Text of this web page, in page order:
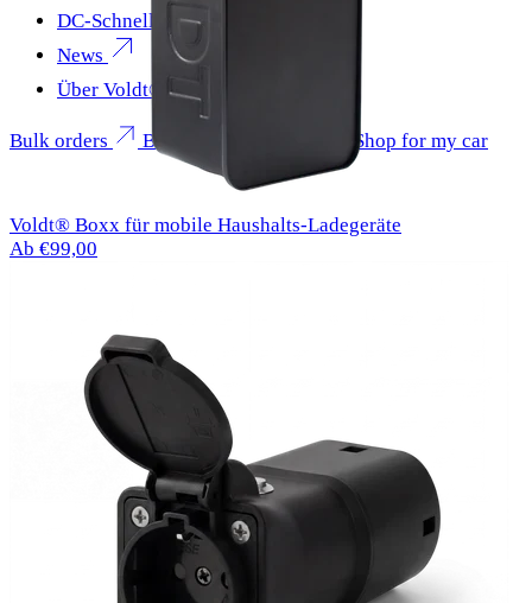
DC-Schnellladen
News
Über Voldt®
Bulk orders Become a partner Shop for my car
Voldt® Boxx für mobile Haushalts-Ladegeräte
Ab €99,00